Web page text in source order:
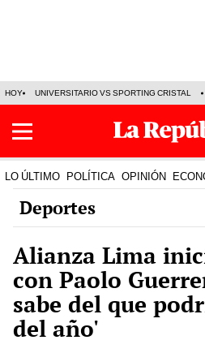
HOY UNIVERSITARIO VS SPORTING CRISTAL
LO ÚLTIMO POLÍTICA OPINIÓN
Deportes
Alianza Lima
con Paolo
sabe del que
del año'